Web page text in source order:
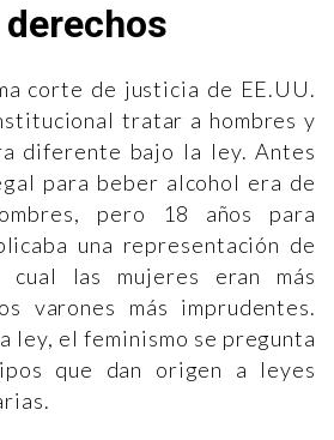
corte de justicia de EE.UU.
tratar a hombres y
diferente bajo la ley. Antes
para beber alcohol era de
pero 18 años para
una representación de
cual las mujeres eran más
varones más imprudentes.
ley, el feminismo se pregunta
que dan origen a leyes